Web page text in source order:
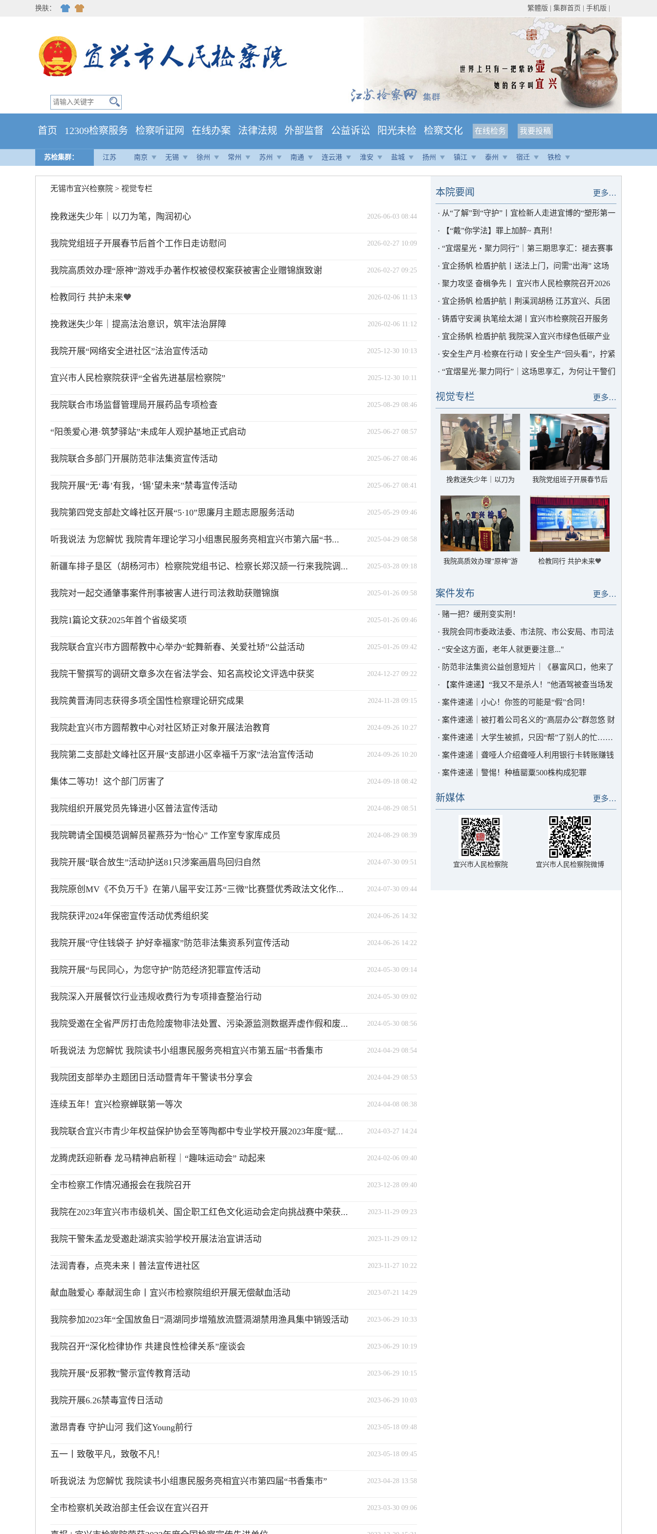
换肤： 繁體版 集群首页 手机版
首页 12309检察服务 检察听证网 在线办案 法律法规 外部监督 公益诉讼 阳光未检 检察文化 在线检务 我要投稿
苏检集群： 江苏 南京 无锡 徐州 常州 苏州 南通 连云港 淮安 盐城 扬州 镇江 泰州 宿迁 铁检
无锡市宜兴检察院 > 视觉专栏
2026-06-03 08:44
挽救迷失少年｜以刀为笔，陶润初心
2026-02-27 10:09
我院党组班子开展春节后首个工作日走访慰问
2026-02-27 09:25
我院高质效办理“原神”游戏手办著作权被侵权案获被害企业赠锦旗致谢
2026-02-06 11:13
检教同行 共护未来🧡
2026-02-06 11:12
挽救迷失少年｜提高法治意识，筑牢法治屏障
2025-12-30 10:13
我院开展“网络安全进社区”法治宣传活动
2025-12-30 10:11
宜兴市人民检察院获评“全省先进基层检察院”
2025-08-29 08:46
我院联合市场监督管理局开展药品专项检查
2025-06-27 08:57
“阳羡爱心港·筑梦驿站”未成年人观护基地正式启动
2025-06-27 08:46
我院联合多部门开展防范非法集资宣传活动
2025-06-27 08:41
我院开展“无‘毒’有我，‘锡’望未来”禁毒宣传活动
2025-05-29 09:46
我院第四党支部赴文峰社区开展“5·10”思廉月主题志愿服务活动
2025-04-29 08:58
听我说法 为您解忧 我院青年理论学习小组惠民服务亮相宜兴市第六届“书...
2025-03-28 09:18
新疆车排子垦区（胡杨河市）检察院党组书记、检察长郑汉颉一行来我院调...
2025-01-26 09:58
我院对一起交通肇事案件刑事被害人进行司法救助获赠锦旗
2025-01-26 09:46
我院1篇论文获2025年首个省级奖项
2025-01-26 09:42
我院联合宜兴市方圆帮教中心举办“蛇舞新春、关爱社矫”公益活动
2024-12-27 09:22
我院干警撰写的调研文章多次在省法学会、知名高校论文评选中获奖
2024-11-28 09:15
我院黄晋涛同志获得多项全国性检察理论研究成果
2024-09-26 10:27
我院赴宜兴市方圆帮教中心对社区矫正对象开展法治教育
2024-09-26 10:20
我院第二支部赴文峰社区开展“支部进小区幸福千万家”法治宣传活动
2024-09-18 08:42
集体二等功！这个部门厉害了
2024-08-29 08:51
我院组织开展党员先锋进小区普法宣传活动
2024-08-29 08:39
我院聘请全国模范调解员翟燕芬为“怡心” 工作室专家库成员
2024-07-30 09:51
我院开展“联合放生”活动护送81只涉案画眉鸟回归自然
2024-07-30 09:44
我院原创MV《不负万千》在第八届平安江苏“三微”比赛暨优秀政法文化作...
2024-06-26 14:32
我院获评2024年保密宣传活动优秀组织奖
2024-06-26 14:22
我院开展“守住钱袋子 护好幸福家”防范非法集资系列宣传活动
2024-05-30 09:14
我院开展“与民同心，为您守护”防范经济犯罪宣传活动
2024-05-30 09:02
我院深入开展餐饮行业违规收费行为专项排查整治行动
2024-05-30 08:56
我院受邀在全省严厉打击危险废物非法处置、污染源监测数据弄虚作假和废...
2024-04-29 08:54
听我说法 为您解忧 我院读书小组惠民服务亮相宜兴市第五届“书香集市
2024-04-29 08:53
我院团支部举办主题团日活动暨青年干警读书分享会
2024-04-08 08:38
连续五年！宜兴检察蝉联第一等次
2024-03-27 14:24
我院联合宜兴市青少年权益保护协会至等陶都中专业学校开展2023年度“赋...
2024-02-06 09:40
龙腾虎跃迎新春 龙马精神启新程｜“趣味运动会” 动起来
2023-12-28 09:40
全市检察工作情况通报会在我院召开
2023-11-29 09:23
我院在2023年宜兴市市级机关、国企职工红色文化运动会定向挑战赛中荣获...
2023-11-29 09:12
我院干警朱孟龙受邀赴湖滨实验学校开展法治宣讲活动
2023-11-27 10:22
法润青春，点亮未来丨普法宣传进社区
2023-07-21 14:29
献血融爱心 奉献润生命丨宜兴市检察院组织开展无偿献血活动
2023-06-29 10:33
我院参加2023年“全国放鱼日”滆湖同步增殖放流暨滆湖禁用渔具集中销毁活动
2023-06-29 10:19
我院召开“深化检律协作 共建良性检律关系”座谈会
2023-06-29 10:15
我院开展“反邪教”警示宣传教育活动
2023-06-29 10:03
我院开展6.26禁毒宣传日活动
2023-05-18 09:48
激昂青春 守护山河 我们这Young前行
2023-05-18 09:45
五一丨致敬平凡，致敬不凡！
2023-04-28 13:58
听我说法 为您解忧 我院读书小组惠民服务亮相宜兴市第四届“书香集市”
2023-03-30 09:06
全市检察机关政治部主任会议在宜兴召开
更多…
本院要闻
· 从“了解”到“守护”丨宜检新人走进宜博的“塑形第一
课”
· 【“戴”你学法】罪上加醉~ 真刑！
· “宜熠星光・聚力同行”｜第三期思享汇：褪去赛事
光环，在沉淀与求索中笃行法治
· 宜企扬帆 检盾护航丨送法上门，问需“出海” 这场
调研走进“碧诺环保”
· 聚力攻坚 奋楫争先丨 宜兴市人民检察院召开2026
年半年度“三个管理”情况分析研判会商会
· 宜企扬帆 检盾护航丨荆溪润胡杨 江苏宜兴、兵团
七师涉外检察共建成果入选国家级法学论坛
· 铸盾守安澜 执笔绘太湖丨宜兴市检察院召开服务
保障安全生产与太湖综合治理工作专题部署会
· 宜企扬帆 检盾护航 我院深入宜兴市绿色低碳产业
协会开展涉外法治专题调研
· 安全生产月·检察在行动丨安全生产“回头看”，拧紧
生产“安全阀”
· “宜熠星光·聚力同行”｜这场思享汇，为何让干警们
更多…
视觉专栏
挽救迷失少年｜以刀为
我院党组班子开展春节后
我院高质效办理“原神”游
检教同行 共护未来🧡
更多…
案件发布
· 赌一把？缓刑变实刑！
· 我院会同市委政法委、市法院、市公安局、市司法
局举行《关于开展醉酒危险驾驶人员参与社会公益服
务的意见（试行）》会签仪式
· “安全这方面，老年人就更要注意..."
· 防范非法集资公益创意短片｜《暴富风口，他来了
吗？》
· 【案件速递】“我又不是杀人！”他酒驾被查当场发
飙
· 案件速递｜小心！你签的可能是“假”合同！
· 案件速递｜被打着公司名义的“高层办公”群忽悠 财
务总监把几百万转给骗子
· 案件速递｜大学生被抓，只因“帮”了别人的忙……
· 案件速递｜聋哑人介绍聋哑人利用银行卡转账赚钱
涉案流水250余万元
· 案件速递｜警惕！种植罂粟500株构成犯罪
更多…
新媒体
宜兴市人民检察院 宜兴市人民检察院微博